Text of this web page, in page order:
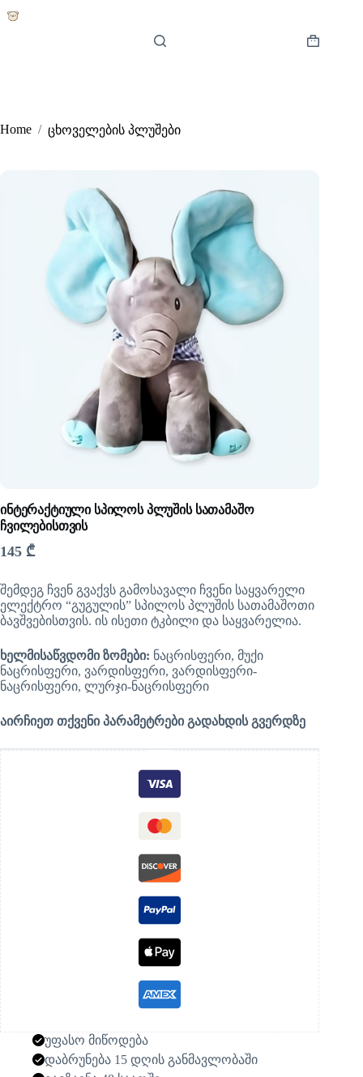
to
Shopping
Home / ცხოველების პლუშები
ინტერაქტიული სპილოს პლუშის სათამაშო
ჩვილებისთვის
145 ₾
შემდეგ ჩვენ გვაქვს გამოსავალი ჩვენი საყვარელი
ელექტრო “გუგულის” სპილოს პლუშის სათამაშოთი
ბავშვებისთვის. ის ისეთი ტკბილი და საყვარელია.
ხელმისაწვდომი ზომები: ნაცრისფერი, მუქი
ნაცრისფერი, ვარდისფერი, ვარდისფერი-
ნაცრისფერი, ლურჯი-ნაცრისფერი
აირჩიეთ თქვენი პარამეტრები გადახდის გვერდზე
უფასო მიწოდება
დაბრუნება 15 დღის განმავლობაში